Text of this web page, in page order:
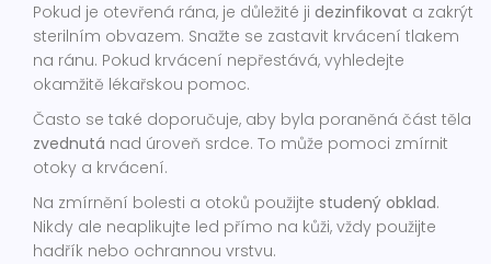
Pokud je otevřená rána, je důležité ji dezinfikovat a zakrýt
sterilním obvazem. Snažte se zastavit krvácení tlakem
na ránu. Pokud krvácení nepřestává, vyhledejte
okamžitě lékařskou pomoc.
Často se také doporučuje, aby byla poraněná část těla
zvednutá nad úroveň srdce. To může pomoci zmírnit
otoky a krvácení.
Na zmírnění bolesti a otoků použijte studený obklad.
Nikdy ale neaplikujte led přímo na kůži, vždy použijte
hadřík nebo ochrannou vrstvu.